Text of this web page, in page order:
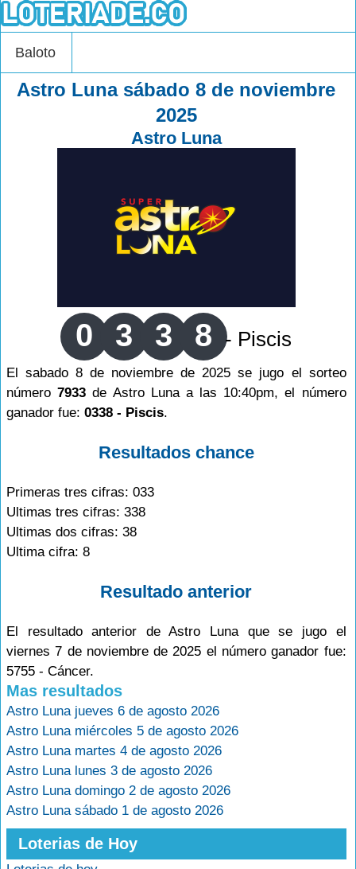
Baloto
Astro Luna sábado 8 de noviembre
2025
Astro Luna
0 3 3 8 - Piscis
El sabado 8 de noviembre de 2025 se jugo el sorteo
número7933 de Astro Luna a las 10:40pm, el número
ganador fue: 0338 - Piscis.
Resultados chance
Primeras tres cifras: 033
Ultimas tres cifras: 338
Ultimas dos cifras: 38
Ultima cifra: 8
Resultado anterior
El resultado anterior de Astro Luna que se jugo el
viernes 7 de noviembre de 2025 el número ganador fue:
5755 - Cáncer.
Mas resultados
Astro Luna jueves 6 de agosto 2026
Astro Luna miércoles 5 de agosto 2026
Astro Luna martes 4 de agosto 2026
Astro Luna lunes 3 de agosto 2026
Astro Luna domingo 2 de agosto 2026
Astro Luna sábado 1 de agosto 2026
Loterias de Hoy